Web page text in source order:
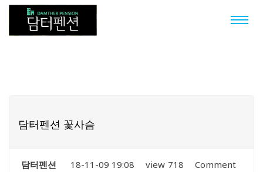
담터펜션 꽃사슴
담터펜션 18-11-09 19:08 view 718
Comment